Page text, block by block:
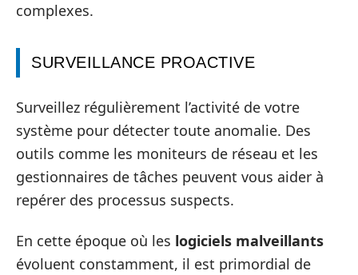
complexes.
SURVEILLANCE PROACTIVE
Surveillez régulièrement l’activité de votre
système pour détecter toute anomalie. Des
outils comme les moniteurs de réseau et les
gestionnaires de tâches peuvent vous aider à
repérer des processus suspects.
En cette époque où les logiciels malveillants
évoluent constamment, il est primordial de